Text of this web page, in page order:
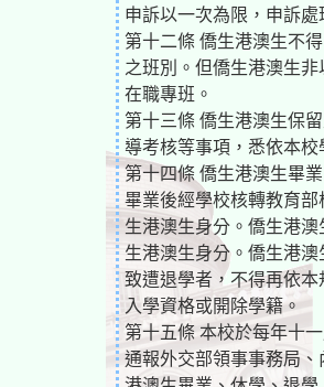
申訴以一次為限，申訴
第十二條 僑生港澳生不
之班別。但僑生港澳生
在職專班。
第十三條 僑生港澳生保
導考核等事項，悉依本
第十四條 僑生港澳生畢
畢業後經學校核轉教育
生港澳生身分。僑生港
生港澳生身分。僑生港
致遭退學者，不得再依
入學資格或開除學籍。
第十五條 本校於每年十
通報外交部領事事務局